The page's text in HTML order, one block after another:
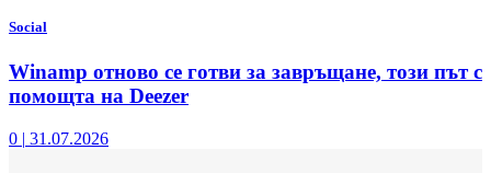
Social
Winamp отново се готви за завръщане, този път с
помощта на Deezer
0 | 31.07.2026